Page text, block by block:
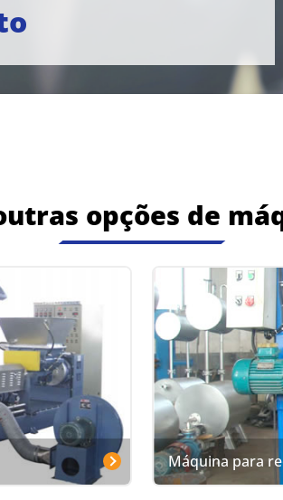
opções de
Máquina para